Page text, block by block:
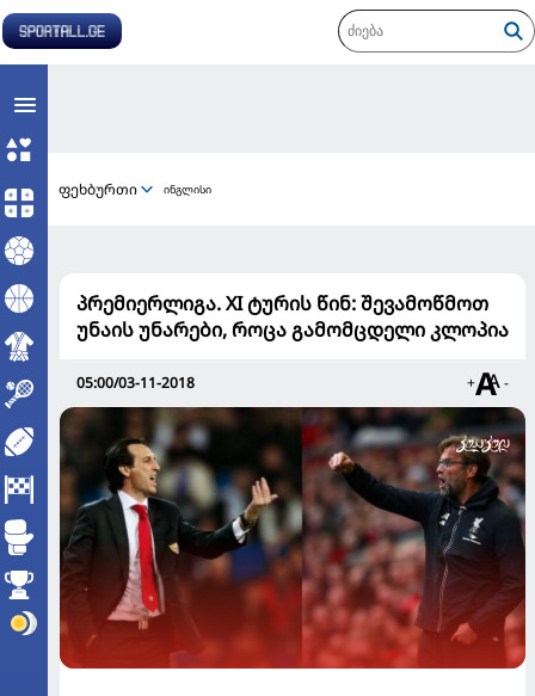
ფეხბურთი ინგლისი
პრემიერლიგა. XI ტურის წინ: შევამოწმოთ
უნაის უნარები, როცა გამომცდელი კლოპია
05:00/03-11-2018 + -